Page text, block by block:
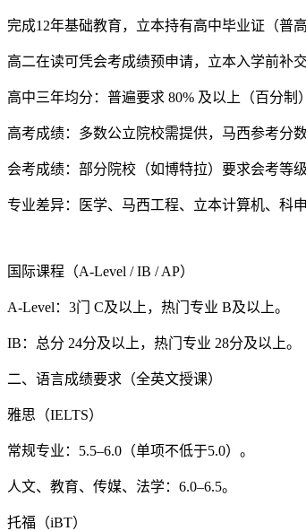
完成12年基础教育，立本持有高中毕业证（普
高二在读可凭会考成绩预申请，立本入学前补
高中三年均分：普遍要求 80% 及以上（百分制
高考成绩：多数公立院校需提供，马西参考分
会考成绩：部分院校（如博特拉）要求会考等
专业差异：医学、马西工程、立本计算机、科
国际课程（A-Level / IB / AP）
A-Level：3门 C及以上，热门专业 B及以上。
IB：总分 24分及以上，热门专业 28分及以上。
二、语言成绩要求（全英文授课）
雅思（IELTS）
常规专业：5.5–6.0（单项不低于5.0）。
人文、教育、传媒、法学：6.0–6.5。
托福（iBT）